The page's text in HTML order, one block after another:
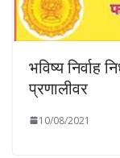
भविष्य निर्वाह
प्रणालीवर
10/08/2021